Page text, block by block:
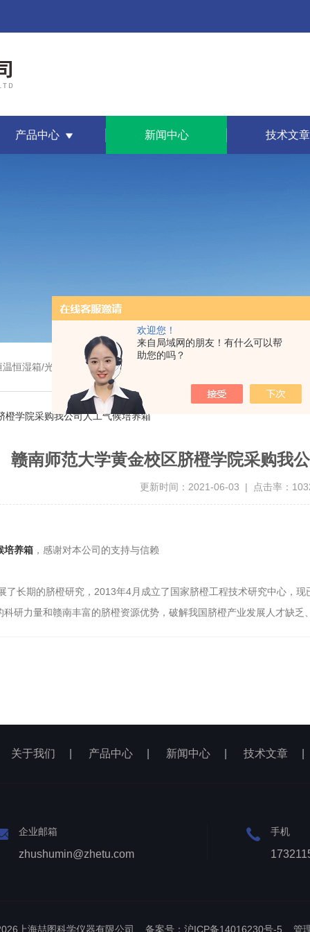
欢迎您！
来自局域网的朋友！有什么可以帮
助您的吗？
产品中心 新闻中心 技术文章
培养箱等/恒温干燥箱/真空干燥箱/高温烘箱等/箱式电阻炉/陶瓷纤维马弗炉/高温马弗炉/管式炉/气氛炉/试验箱/摇床
学院采购我公司人工气候培养箱
赣南师范大学黄金校区脐橙学院采购我
更新时间：2021-06-03 | 点击率：
培养箱 ，感谢对本公司的支持与信赖
期的脐橙研究，2013年4月成立了国家脐橙工程技术研究中心，
研力量和赣南丰富的脐橙资源优势，破解我国脐橙产业发展人才缺乏
关于我们 产品中心 新闻中心 技术文章
企业邮箱
zhushumin@zhetu.com
手机
上海喆图科学仪器有限公司 备案号：沪ICP备14016230号-5 管